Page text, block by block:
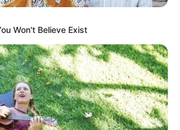
Forrester
Won't Believe Exist